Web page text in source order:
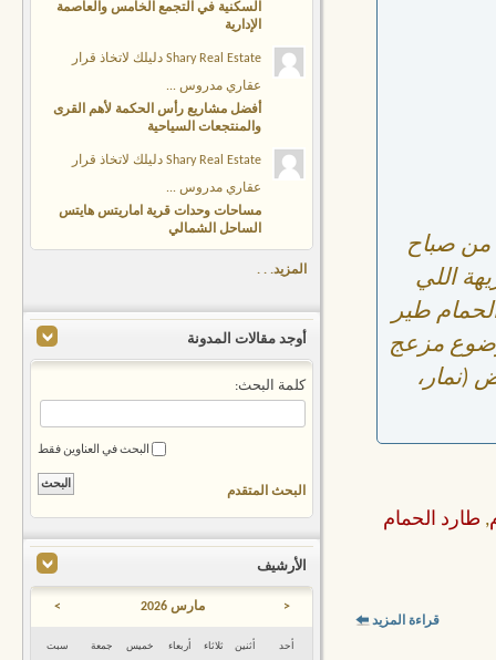
من صباح
اللي
طير
مزعج
(نمار،
, طارد الحمام
قراءة المزيد
السكنية في التجمع الخامس والعاصمة
الإدارية
Shary Real Estate دليلك لاتخاذ قرار
عقاري مدروس ...
أفضل مشاريع رأس الحكمة لأهم القرى
والمنتجعات السياحية
Shary Real Estate دليلك لاتخاذ قرار
عقاري مدروس ...
مساحات وحدات قرية اماريتس هايتس
الساحل الشمالي
المزيد. . .
أوجد مقالات المدونة
كلمة البحث:
البحث في العناوين فقط
البحث المتقدم
الأرشيف
< مارس 2026 >
أحد أثنين ثلاثاء أربعاء خميس جمعة سبت